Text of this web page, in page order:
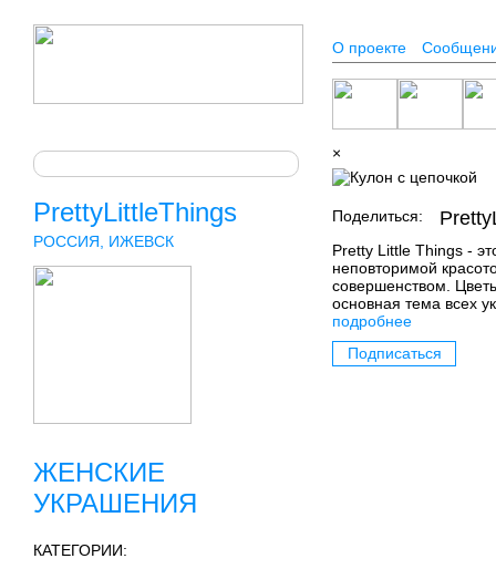
О проекте
PrettyLittleThings
РОССИЯ, ИЖЕВСК
ЖЕНСКИЕ
УКРАШЕНИЯ
КАТЕГОРИИ:
×
Поделиться:
Pretty Little Things -
неповторимой
совершенством.
основная тема всех
подробнее
Подписаться